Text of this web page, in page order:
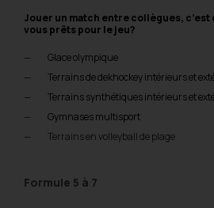
Jouer un match entre collègues, c’est
vous prêts pour le jeu?
Glace olympique
Terrains de dekhockey intérieurs et
Terrains synthétiques intérieurs et
Gymnases multisport
Terrains en volleyball de plage
Formule 5 à 7